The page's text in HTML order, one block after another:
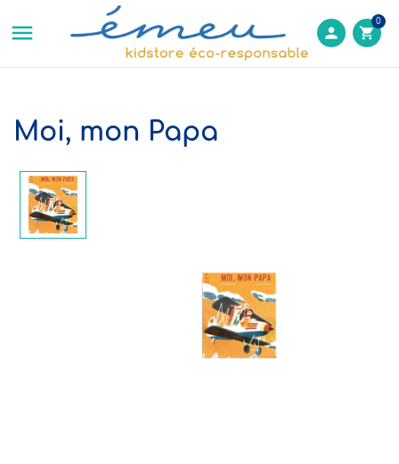
 person shopping_cart
0
Moi, mon Papa